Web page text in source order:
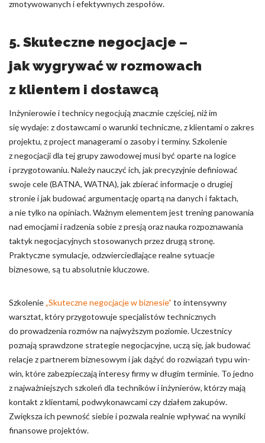
zmotywowanych i efektywnych zespołów.
5. Skuteczne negocjacje –
jak wygrywać w rozmowach
z klientem i dostawcą
Inżynierowie i technicy negocjują znacznie częściej, niż im
się wydaje: z dostawcami o warunki techniczne, z klientami o zakres
projektu, z project managerami o zasoby i terminy. Szkolenie
z negocjacji dla tej grupy zawodowej musi być oparte na logice
i przygotowaniu. Należy nauczyć ich, jak precyzyjnie definiować
swoje cele (BATNA, WATNA), jak zbierać informacje o drugiej
stronie i jak budować argumentację opartą na danych i faktach,
a nie tylko na opiniach. Ważnym elementem jest trening panowania
nad emocjami i radzenia sobie z presją oraz nauka rozpoznawania
taktyk negocjacyjnych stosowanych przez drugą stronę.
Praktyczne symulacje, odzwierciedlające realne sytuacje
biznesowe, są tu absolutnie kluczowe.
Szkolenie„Skuteczne negocjacje w biznesie” to intensywny
warsztat, który przygotowuje specjalistów technicznych
do prowadzenia rozmów na najwyższym poziomie. Uczestnicy
poznają sprawdzone strategie negocjacyjne, uczą się, jak budować
relacje z partnerem biznesowym i jak dążyć do rozwiązań typu win-
win, które zabezpieczają interesy firmy w długim terminie. To jedno
z najważniejszych szkoleń dla techników i inżynierów, którzy mają
kontakt z klientami, podwykonawcami czy działem zakupów.
Zwiększa ich pewność siebie i pozwala realnie wpływać na wyniki
finansowe projektów.